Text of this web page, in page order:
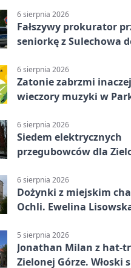
6 sierpnia 2026
Fałszywy prokurator
seniorkę z Sulechowa
6 sierpnia 2026
Zatonie zabrzmi
wieczory muzyki w
6 sierpnia 2026
Siedem elektrycznych
przegubowców dla
6 sierpnia 2026
Dożynki z miejskim
Ochli. Ewelina
5 sierpnia 2026
Jonathan Milan z hat-
Zielonej Górze. Włoski